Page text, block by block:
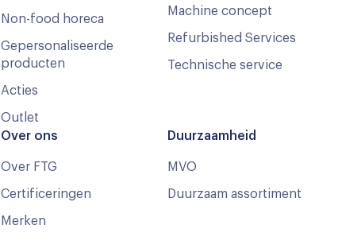
Non-food horeca
Gepersonaliseerde
producten
Acties
Outlet
Machine concept
Refurbished Services
Technische service
Over ons
Over FTG
Certificeringen
Merken
Duurzaamheid
MVO
Duurzaam assortiment